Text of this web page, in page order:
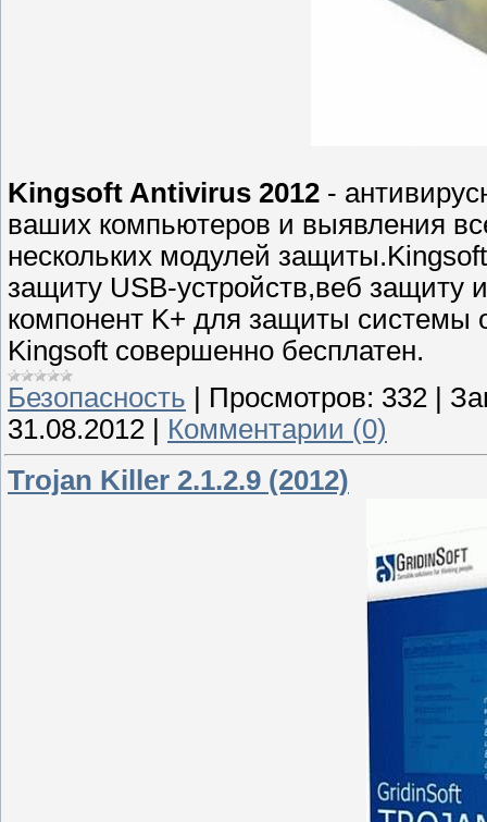
Kingsoft Antivirus 2012 -
ваших компьютеров и выявления
нескольких модулей
защиту USB-устройств,веб защиту
компонент K+ для защиты системы
Kingsoft совершенно бесплатен.
Безопасность | Просмотров: 332 |
31.08.2012 | Комментарии (0)
Trojan Killer 2.1.2.9 (2012)